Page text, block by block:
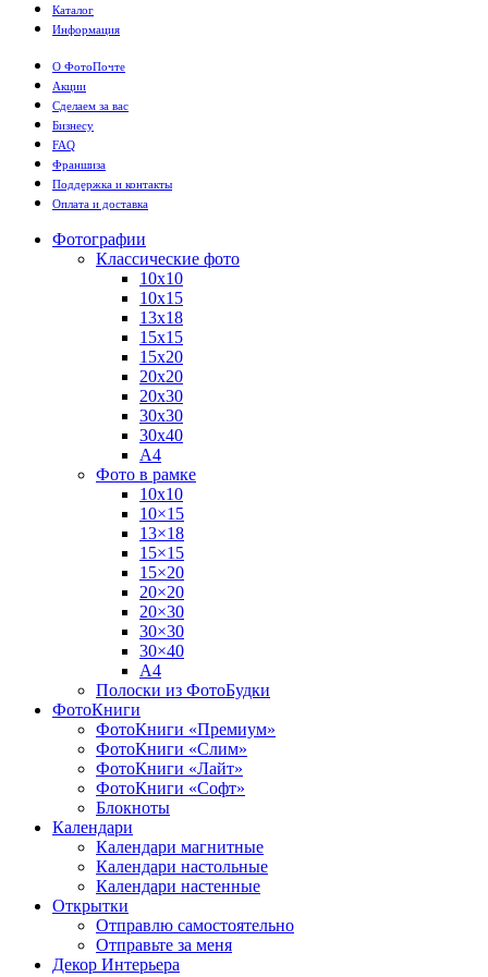
Каталог
Информация
О ФотоПочте
Акции
Сделаем за вас
Бизнесу
FAQ
Франшиза
Поддержка и контакты
Оплата и доставка
Фотографии
Классические фото
10х10
10х15
13х18
15х15
15х20
20х20
20х30
30х30
30х40
А4
Фото в рамке
10х10
10×15
13×18
15×15
15×20
20×20
20×30
30×30
30×40
A4
Полоски из ФотоБудки
ФотоКниги
ФотоКниги «Премиум»
ФотоКниги «Слим»
ФотоКниги «Лайт»
ФотоКниги «Софт»
Блокноты
Календари
Календари магнитные
Календари настольные
Календари настенные
Открытки
Отправлю самостоятельно
Отправьте за меня
Декор Интерьера